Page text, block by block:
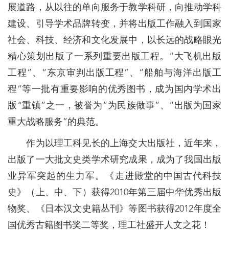
展道路，从以往的单向服务于教学科研，向推动学科
建设、引导学术品牌转变，并将出版工作融入到国家
社会、科技、经济和文化发展中，以长远的战略眼光
精心策划出版了一系列重要出版工程。“大飞机出版
工程”、“东京审判出版工程”、“船舶与海洋出版工
程”等一批有重要影响的优秀图书，成为国内学术出
版“重镇”之一，被誉为“为民族做事”、“出版为国家
重大战略服务”的典范。
作为以理工科见长的上海交大出版社，近年来，
出版了一大批文史类学术研究成果，成为了我国出版
业异军突起的生力军。《走进殿堂的中国古代科技
史》（上、中、下）获得2010年第三届中华优秀出版
物奖、《日本汉文史籍丛刊》等图书获得2012年度全
国优秀古籍图书奖二等奖，理工社盛开人文之花！